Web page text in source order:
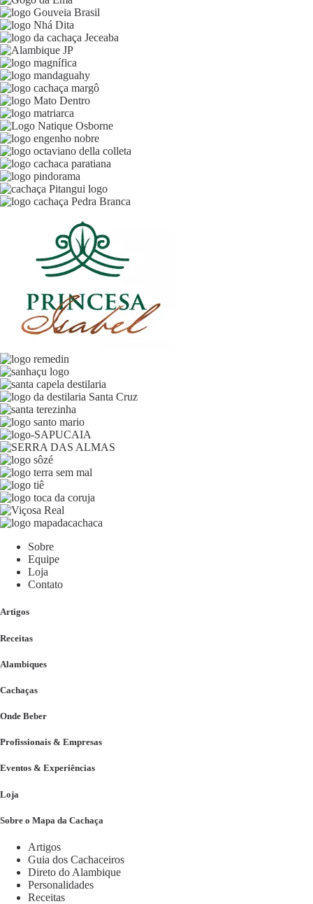
Sobre
Equipe
Loja
Contato
Artigos
Receitas
Alambiques
Cachaças
Onde Beber
Profissionais & Empresas
Eventos & Experiências
Loja
Sobre o Mapa da Cachaça
Artigos
Guia dos Cachaceiros
Direto do Alambique
Personalidades
Receitas